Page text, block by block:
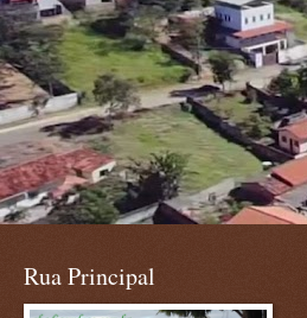
Rua Principal